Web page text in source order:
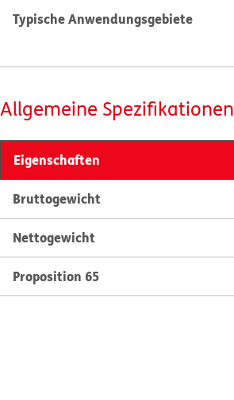
Typische Anwendungsgebiete
Allgemeine Spezifikationen
Eigenschaften
Bruttogewicht
Nettogewicht
Proposition 65